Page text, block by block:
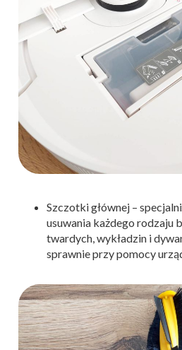
Szczotki głównej –
usuwania każdego rodzaju
twardych, wykładzin i
sprawnie przy pomocy